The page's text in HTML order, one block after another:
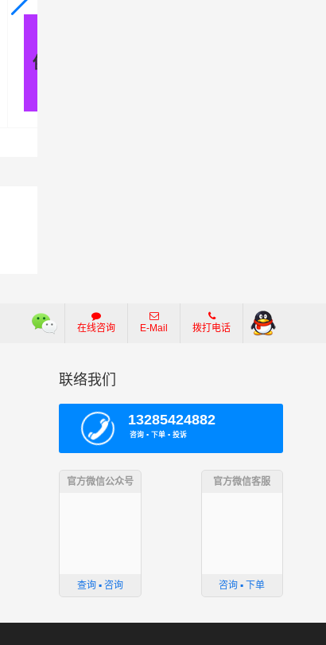
佛山 - 重庆
在线咨询 E-Mail 拨打电话
联络我们
13285424882
咨询 ▪ 下单 ▪ 投诉
官方微信公众号
查询 ▪ 咨询
官方微信客服
咨询 ▪ 下单